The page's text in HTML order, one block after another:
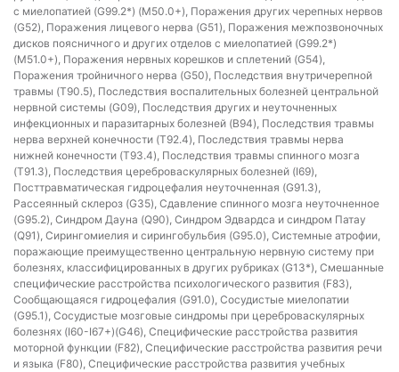
с миелопатией (G99.2*) (M50.0+), Поражения других черепных нервов
(G52), Поражения лицевого нерва (G51), Поражения межпозвоночных
дисков поясничного и других отделов с миелопатией (G99.2*)
(M51.0+), Поражения нервных корешков и сплетений (G54),
Поражения тройничного нерва (G50), Последствия внутричерепной
травмы (T90.5), Последствия воспалительных болезней центральной
нервной системы (G09), Последствия других и неуточненных
инфекционных и паразитарных болезней (B94), Последствия травмы
нерва верхней конечности (T92.4), Последствия травмы нерва
нижней конечности (T93.4), Последствия травмы спинного мозга
(T91.3), Последствия цереброваскулярных болезней (I69),
Посттравматическая гидроцефалия неуточненная (G91.3),
Рассеянный склероз (G35), Сдавление спинного мозга неуточненное
(G95.2), Синдром Дауна (Q90), Синдром Эдвардса и синдром Патау
(Q91), Сирингомиелия и сирингобульбия (G95.0), Системные атрофии,
поражающие преимущественно центральную нервную систему при
болезнях, классифицированных в других рубриках (G13*), Смешанные
специфические расстройства психологического развития (F83),
Сообщающаяся гидроцефалия (G91.0), Сосудистые миелопатии
(G95.1), Сосудистые мозговые синдромы при цереброваскулярных
болезнях (I60-I67+)(G46), Специфические расстройства развития
моторной функции (F82), Специфические расстройства развития речи
и языка (F80), Специфические расстройства развития учебных